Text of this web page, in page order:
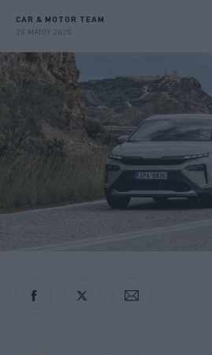
CAR & MOTOR TEAM
26 ΜΑΪΟΥ 2026